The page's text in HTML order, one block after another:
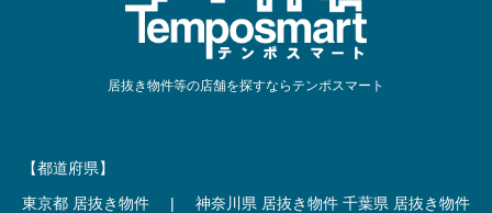
居抜き物件等の店舗を探すならテンポスマート
【都道府県】
東京都 居抜き物件
| 神奈川県 居抜き物件 千葉県 居抜き物件